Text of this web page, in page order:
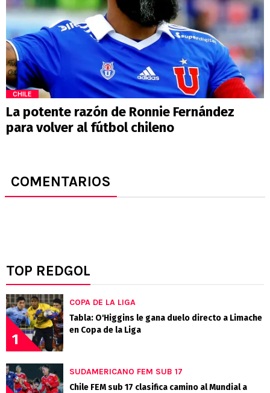
CHILE
La potente razón de Ronnie Fernández
para volver al fútbol chileno
COMENTARIOS
TOP REDGOL
1
COPA DE LA LIGA
Tabla: O'Higgins le gana duelo directo a Limache
en Copa de la Liga
SUDAMERICANO FEM SUB 17
Chile FEM sub 17 clasifica camino al Mundial a